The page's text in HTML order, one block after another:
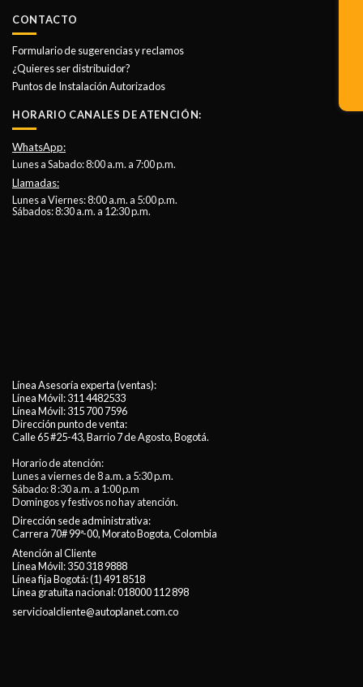
CONTACTO
Formulario de sugerencias y reclamos
¿Quieres ser distribuidor?
Puntos de Instalación Autorizados
HORARIO CANALES DE ATENCIÓN:
WhatsApp:
Lunes a Sabado: 8:00 a.m. a 7:00 p.m.
Llamadas:
Lunes a Viernes: 8:00 a.m. a 5:00 p.m.
Sábados: 8:30 a.m. a 12:30 p.m.
Línea Asesoría experta (ventas):
Línea Móvil:311 4482533
Línea Móvil:315 700 7596
Dirección punto de venta:
Calle 65 #25-43, Barrio 7 de Agosto, Bogotá.
Horario de atención:
Lunes a viernes de 8 a.m. a 5:30 p.m.
Sábado: 8 :30 a.m. a 1:00 p.m
Domingos y festivos no hay atención.
Dirección sede administrativa:
Carrera 70# 99ª-00, Morato Bogota, Colombia
Atención al Cliente
Línea Móvil:350 318 9888
Línea fija Bogotá:(1) 491 8518
Línea gratuita nacional:018000 112 898
servicioalcliente@autoplanet.com.co